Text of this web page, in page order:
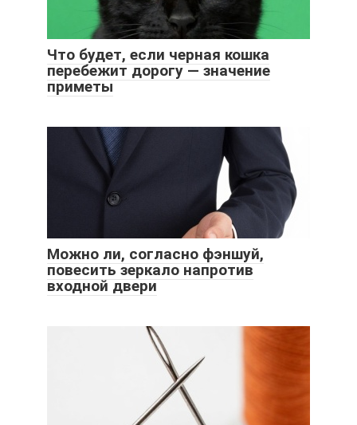
Что будет, если черная кошка
перебежит дорогу — значение
приметы
Можно ли, согласно фэншуй,
повесить зеркало напротив
входной двери